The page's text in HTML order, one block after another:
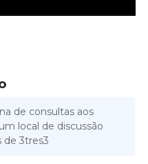
de consultas aos
local de discussão
de 3tres3